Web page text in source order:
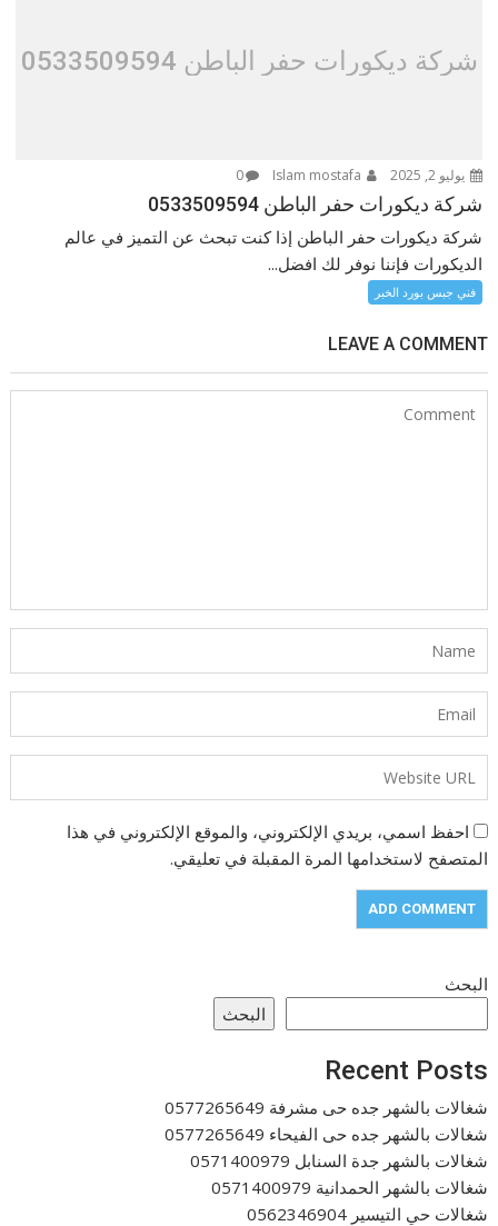
شركة ديكورات حفر الباطن 0533509594
يوليو 2, 2025 0
شركة ديكورات حفر الباطن 0533509594
شركة ديكورات حفر الباطن إذا كنت تبحث عن التميز في عالم
الديكورات فإننا نوفر لك افضل...
فني جبس بورد الخبر
LEAVE A COMMENT
احفظ اسمي، بريدي الإلكتروني، والموقع الإلكتروني في هذا
المتصفح لاستخدامها المرة المقبلة في تعليقي.
البحث
البحث
Recent Posts
شغالات بالشهر جده حى مشرفة 0577265649
شغالات بالشهر جده حى الفيحاء 0577265649
شغالات بالشهر جدة السنابل 0571400979
شغالات بالشهر الحمدانية 0571400979
شغالات حي التيسير 0562346904